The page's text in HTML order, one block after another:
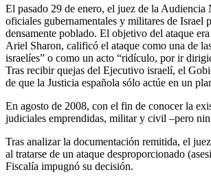
El pasado 29 de enero, el juez de la
oficiales gubernamentales y militares de Israel
densamente poblado. El objetivo del ataque
Ariel Sharon, calificó el ataque como una de
israelíes” o como un acto “ridículo, por ir
Tras recibir quejas del Ejecutivo israelí, el
de que la Justicia española sólo actúe en un
En agosto de 2008, con el fin de conocer la
judiciales emprendidas, militar y civil –pero
Tras analizar la documentación remitida, el
al tratarse de un ataque desproporcionado
Fiscalía impugnó su decisión.